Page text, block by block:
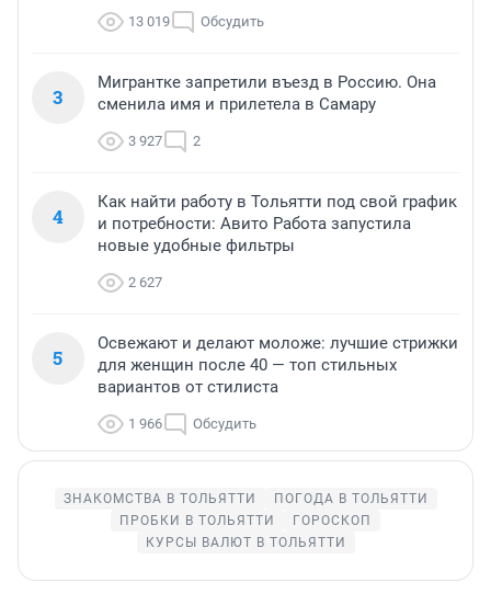
13 019 Обсудить
3
Мигрантке запретили въезд в Россию. Она
сменила имя и прилетела в Самару
3 927 2
4
Как найти работу в Тольятти под свой график
и потребности: Авито Работа запустила
новые удобные фильтры
2 627
5
Освежают и делают моложе: лучшие стрижки
для женщин после 40 — топ стильных
вариантов от стилиста
1 966 Обсудить
ЗНАКОМСТВА В ТОЛЬЯТТИ
ПОГОДА В ТОЛЬЯТТИ
ПРОБКИ В ТОЛЬЯТТИ
ГОРОСКОП
КУРСЫ ВАЛЮТ В ТОЛЬЯТТИ